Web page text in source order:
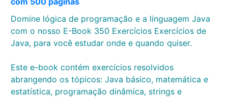
Domine lógica de programação e a linguagem Java
com o nosso E-Book 350 Exercícios Exercícios de
Java, para você estudar onde e quando quiser.
Este e-book contém exercícios resolvidos
abrangendo os tópicos: Java básico, matemática e
estatística, programação dinâmica, strings e